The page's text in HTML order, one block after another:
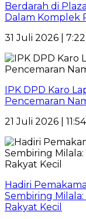
Berdarah di
Dalam Komplek
31 Juli 2026 |
IPK DPD Karo
Pencemaran
21 Juli 2026 |
Hadiri
Sembiring
Rakyat Kecil